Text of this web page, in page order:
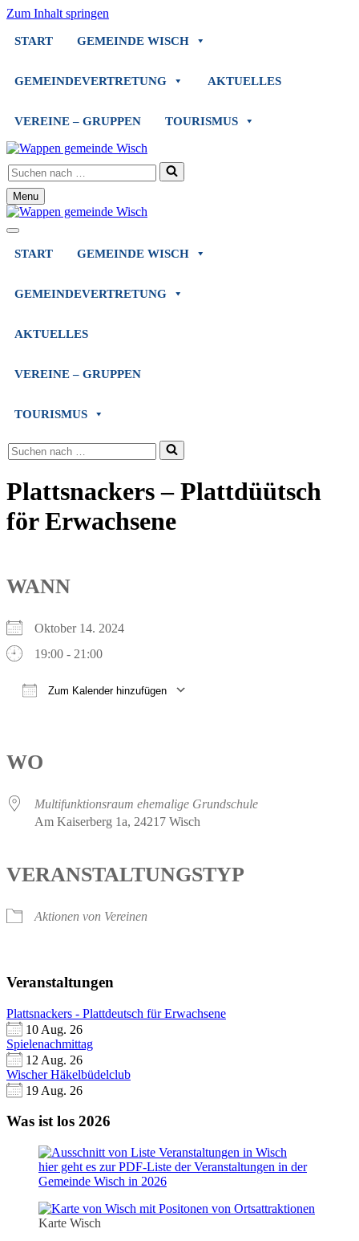
Zum Inhalt springen
START GEMEINDE WISCH
GEMEINDEVERTRETUNG AKTUELLES
VEREINE – GRUPPEN TOURISMUS
Suchen
nach …
Menu
Navigationsmenü
Navigationsmenü
START GEMEINDE WISCH
GEMEINDEVERTRETUNG
AKTUELLES
VEREINE – GRUPPEN
TOURISMUS
Suchen
nach …
Plattsnackers – Plattdüütsch
för Erwachsene
WANN
Oktober 14. 2024
19:00 - 21:00
Zum Kalender hinzufügen
WO
Multifunktionsraum ehemalige Grundschule
Am Kaiserberg 1a, 24217 Wisch
VERANSTALTUNGSTYP
Aktionen von Vereinen
Veranstaltungen
Plattsnackers - Plattdeutsch für Erwachsene
10 Aug. 26
Spielenachmittag
12 Aug. 26
Wischer Häkelbüdelclub
19 Aug. 26
Was ist los 2026
hier geht es zur PDF-Liste der Veranstaltungen in der
Gemeinde Wisch in 2026
Karte Wisch